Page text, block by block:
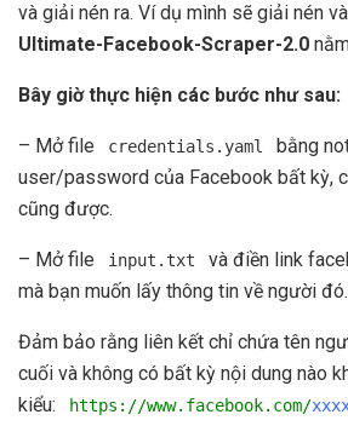
và giải nén ra. Ví dụ mình sẽ giải nén
Ultimate-Facebook-Scraper-2.0
Bây giờ thực hiện các bước như sau:
– Mở file credentials.yaml
bằng
user/password của Facebook bất kỳ,
cũng được.
– Mở file input.txt
và điền link
mà bạn muốn lấy thông tin về người đó.
Đảm bảo rằng liên kết chỉ chứa tên
cuối và không có bất kỳ nội dung nào
kiểu:
https://www.facebook.com/